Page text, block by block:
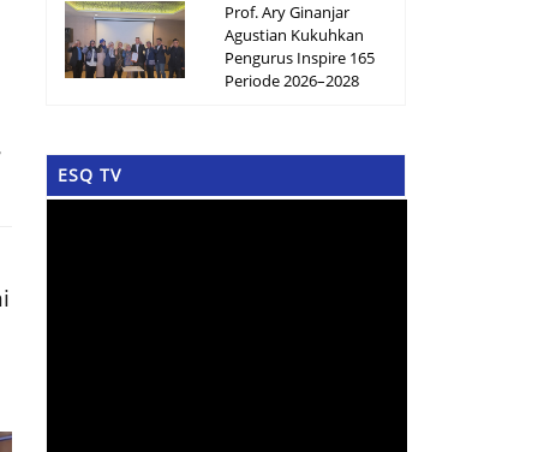
Prof. Ary Ginanjar
Agustian Kukuhkan
Pengurus Inspire 165
Periode 2026–2028
ESQ TV